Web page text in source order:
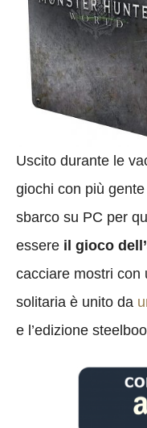
Uscito durante le
giochi con più
sbarco su PC per
essere il gioco
cacciare mostri con
solitaria è unito da
e l’edizione